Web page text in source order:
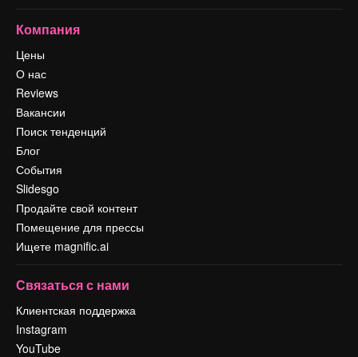
Компания
Цены
О нас
Reviews
Вакансии
Поиск тенденций
Блог
События
Slidesgo
Продайте свой контент
Помещение для прессы
Ищете magnific.ai
Связаться с нами
Клиентская поддержка
Instagram
YouTube